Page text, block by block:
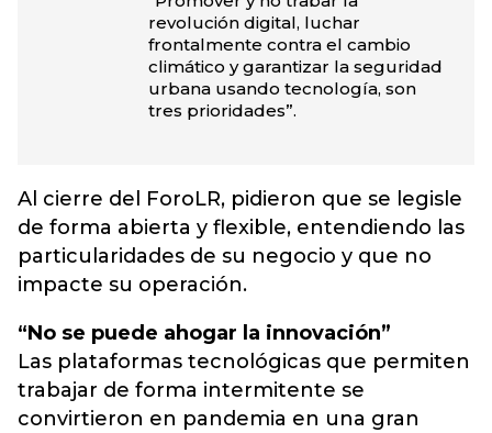
revolución digital, luchar
frontalmente contra el cambio
climático y garantizar la seguridad
urbana usando tecnología, son
tres prioridades”.
Al cierre del ForoLR, pidieron que se legisle
de forma abierta y flexible, entendiendo las
particularidades de su negocio y que no
impacte su operación.
“No se puede ahogar la innovación”
Las plataformas tecnológicas que permiten
trabajar de forma intermitente se
convirtieron en pandemia en una gran